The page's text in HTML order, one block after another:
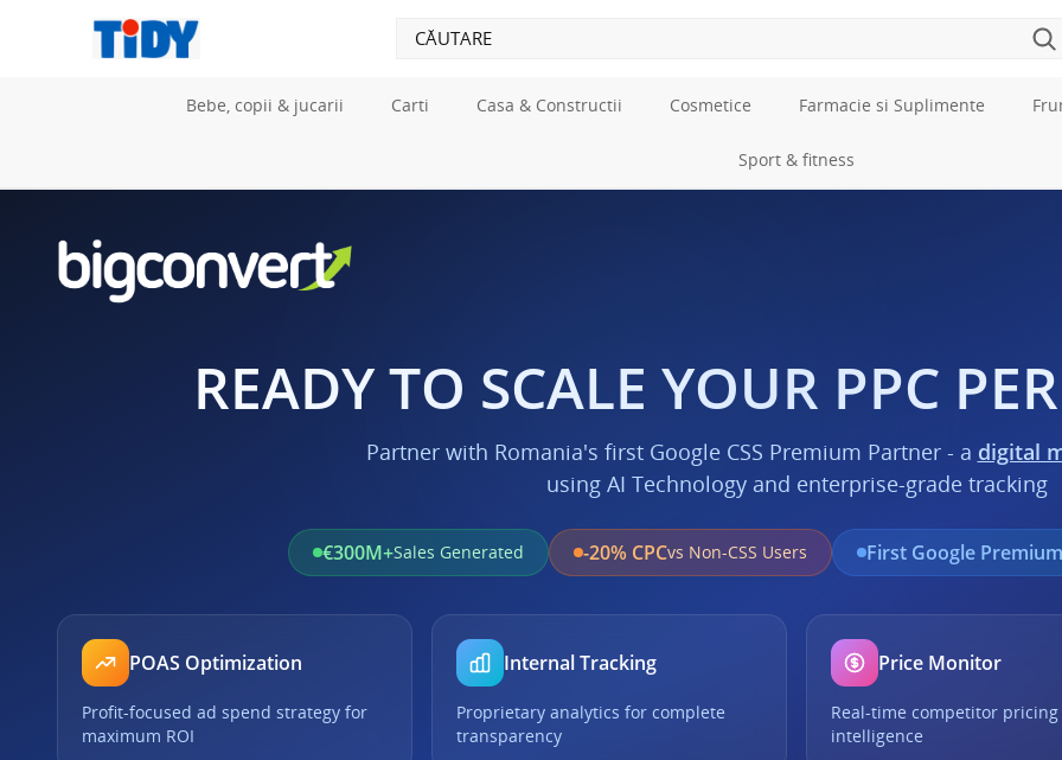
Bebe, copii & jucarii Carti Casa & Constructii Cosmetice Farmacie si Suplimente
Sport & fitness
READY TO SCALE YOUR PPC
Partner with Romania's first Google CSS Premium Partner - a digital
using AI Technology and enterprise-grade tracking
€300M+Sales Generated -20% CPCvs Non-CSS Users First Google
POAS Optimization
Profit-focused ad spend strategy for
maximum ROI
Internal Tracking
Proprietary analytics for complete
transparency
Price Monitor
Real-time competitor
intelligence